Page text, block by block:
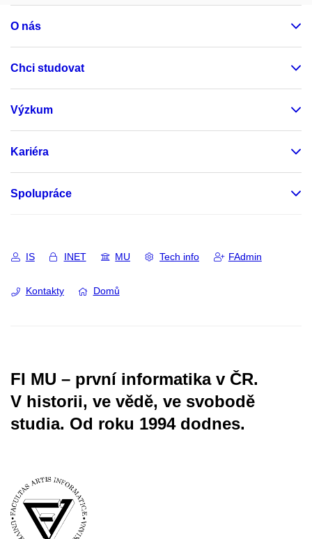
O nás
Chci studovat
Výzkum
Kariéra
Spolupráce
IS INET MU Tech info FAdmin
Kontakty Domů
FI MU – první informatika v ČR.
V historii, ve vědě, ve svobodě
studia. Od roku 1994 dodnes.